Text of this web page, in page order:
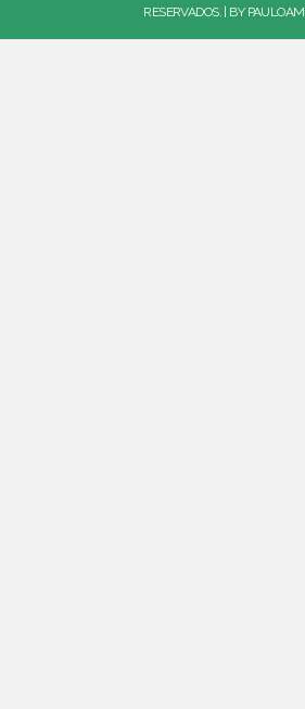
RESERVADOS. | BY